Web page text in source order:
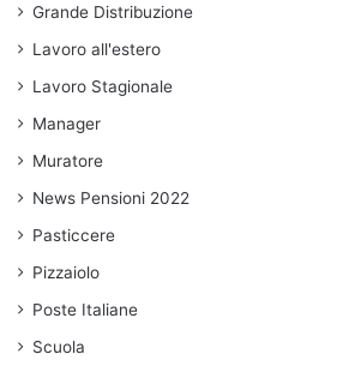
Grande Distribuzione
Lavoro all'estero
Lavoro Stagionale
Manager
Muratore
News Pensioni 2022
Pasticcere
Pizzaiolo
Poste Italiane
Scuola